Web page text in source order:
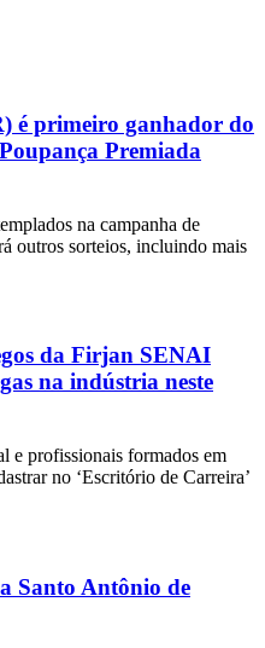
é primeiro ganhador do
Premiada
na campanha de
outros sorteios, incluindo mais
da Firjan SENAI
na indústria neste
e profissionais formados em
no ‘Escritório de Carreira’
Santo Antônio de